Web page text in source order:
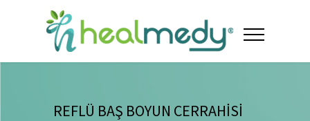
REFLÜ BAŞ BOYUN CERRAHİSİ